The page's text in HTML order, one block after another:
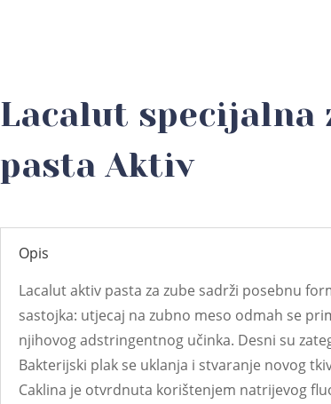
Lacalut specijalna
pasta Aktiv
Opis
Lacalut aktiv pasta za zube sadrži posebnu
sastojka: utjecaj na zubno meso odmah se
njihovog adstringentnog učinka. Desni su
Bakterijski plak se uklanja i stvaranje novog
Caklina je otvrdnuta korištenjem natrijevog